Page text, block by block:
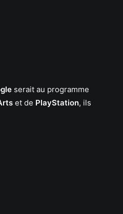
serait au programme
et de PlayStation, ils